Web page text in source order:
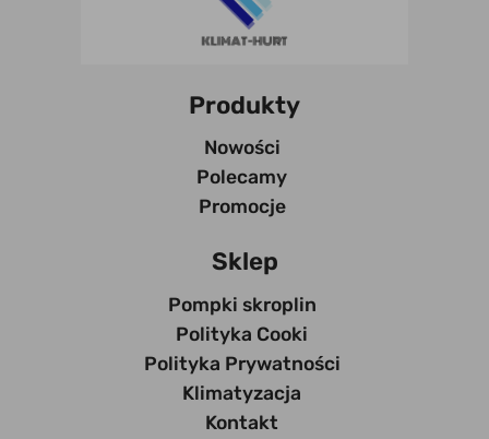
Produkty
Nowości
Polecamy
Promocje
Sklep
Pompki skroplin
Polityka Cooki
Polityka Prywatności
Klimatyzacja
Kontakt